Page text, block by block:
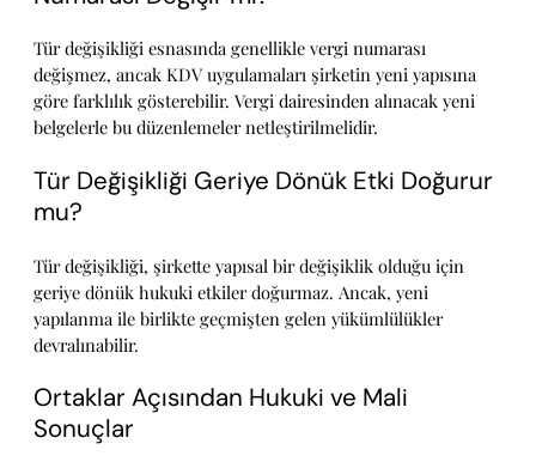
Tür değişikliği esnasında genellikle vergi numarası
değişmez, ancak KDV uygulamaları şirketin yeni yapısına
göre farklılık gösterebilir. Vergi dairesinden alınacak yeni
belgelerle bu düzenlemeler netleştirilmelidir.
Tür Değişikliği Geriye Dönük Etki Doğurur
mu?
Tür değişikliği, şirkette yapısal bir değişiklik olduğu için
geriye dönük hukuki etkiler doğurmaz. Ancak, yeni
yapılanma ile birlikte geçmişten gelen yükümlülükler
devralınabilir.
Ortaklar Açısından Hukuki ve Mali
Sonuçlar